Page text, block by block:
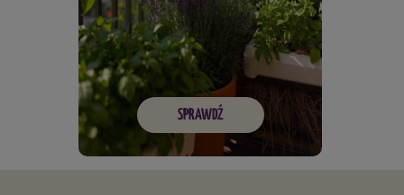
SPRAWDŹ